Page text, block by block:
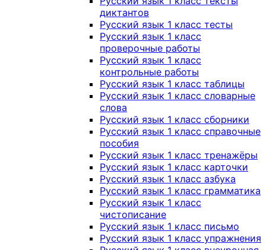
диктантов
Русский язык 1 класс тесты
Русский язык 1 класс
проверочные работы
Русский язык 1 класс
контрольные работы
Русский язык 1 класс таблицы
Русский язык 1 класс словарные
слова
Русский язык 1 класс сборники
Русский язык 1 класс справочные
пособия
Русский язык 1 класс тренажёры
Русский язык 1 класс карточки
Русский язык 1 класс азбука
Русский язык 1 класс грамматика
Русский язык 1 класс
чистописание
Русский язык 1 класс письмо
Русский язык 1 класс упражнения